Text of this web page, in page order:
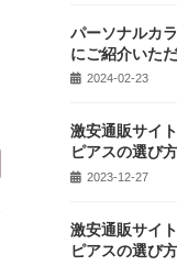
パーソナルカ
にご紹介いた
2024-02-23
激安通販サイ
ピアスの選び
2023-12-27
激安通販サイ
ピアスの選び